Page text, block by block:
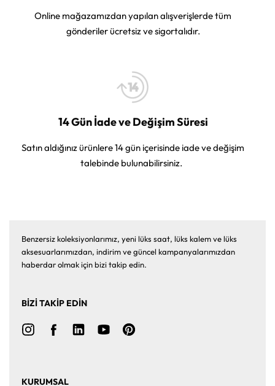
Online mağazamızdan yapılan alışverişlerde tüm
gönderiler ücretsiz ve sigortalıdır.
14 Gün İade ve Değişim Süresi
Satın aldığınız ürünlere 14 gün içerisinde iade ve değişim
talebinde bulunabilirsiniz.
Benzersiz koleksiyonlarımız, yeni lüks saat, lüks kalem ve lüks
aksesuarlarımızdan, indirim ve güncel kampanyalarımızdan
haberdar olmak için bizi takip edin.
BİZİ TAKİP EDİN
KURUMSAL